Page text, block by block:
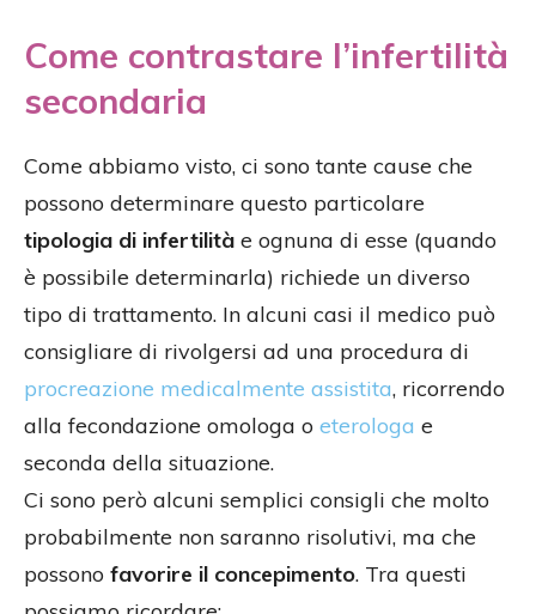
Come contrastare l’infertilità
secondaria
Come abbiamo visto, ci sono tante cause che
possono determinare questo particolare
tipologia di infertilità e ognuna di esse (quando
è possibile determinarla) richiede un diverso
tipo di trattamento. In alcuni casi il medico può
consigliare di rivolgersi ad una procedura di
procreazione medicalmente assistita, ricorrendo
alla fecondazione omologa o eterologa e
seconda della situazione.
Ci sono però alcuni semplici consigli che molto
probabilmente non saranno risolutivi, ma che
possono favorire il concepimento. Tra questi